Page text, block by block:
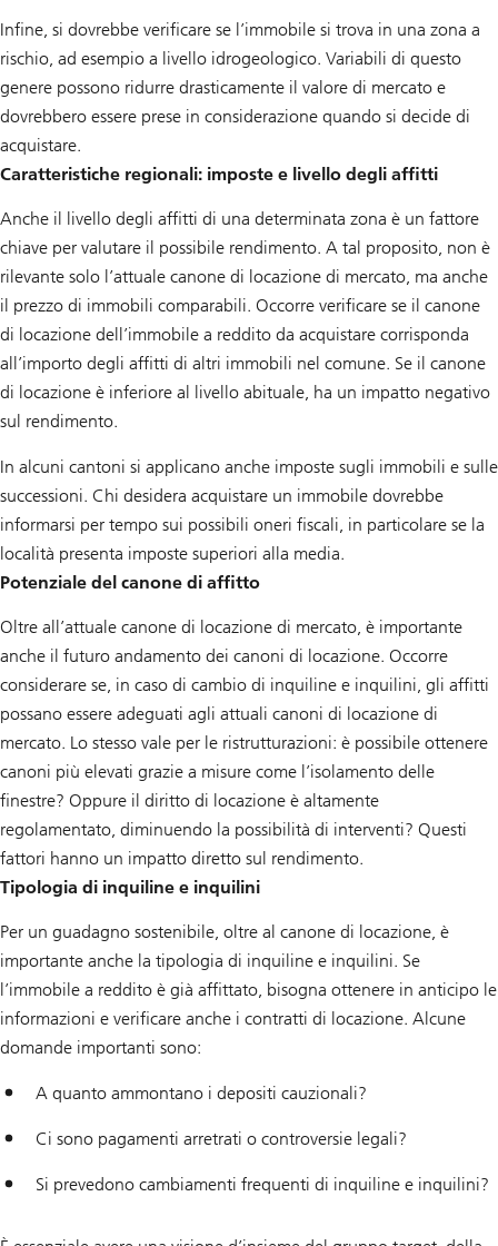
Infine, si dovrebbe verificare se l’immobile si trova in una zona a
rischio, ad esempio a livello idrogeologico. Variabili di questo
genere possono ridurre drasticamente il valore di mercato e
dovrebbero essere prese in considerazione quando si decide di
acquistare.
Caratteristiche regionali: imposte e livello degli affitti
Anche il livello degli affitti di una determinata zona è un fattore
chiave per valutare il possibile rendimento. A tal proposito, non è
rilevante solo l’attuale canone di locazione di mercato, ma anche
il prezzo di immobili comparabili. Occorre verificare se il canone
di locazione dell’immobile a reddito da acquistare corrisponda
all’importo degli affitti di altri immobili nel comune. Se il canone
di locazione è inferiore al livello abituale, ha un impatto negativo
sul rendimento.
In alcuni cantoni si applicano anche imposte sugli immobili e sulle
successioni. Chi desidera acquistare un immobile dovrebbe
informarsi per tempo sui possibili oneri fiscali, in particolare se la
località presenta imposte superiori alla media.
Potenziale del canone di affitto
Oltre all’attuale canone di locazione di mercato, è importante
anche il futuro andamento dei canoni di locazione. Occorre
considerare se, in caso di cambio di inquiline e inquilini, gli affitti
possano essere adeguati agli attuali canoni di locazione di
mercato. Lo stesso vale per le ristrutturazioni: è possibile ottenere
canoni più elevati grazie a misure come l’isolamento delle
finestre? Oppure il diritto di locazione è altamente
regolamentato, diminuendo la possibilità di interventi? Questi
fattori hanno un impatto diretto sul rendimento.
Tipologia di inquiline e inquilini
Per un guadagno sostenibile, oltre al canone di locazione, è
importante anche la tipologia di inquiline e inquilini. Se
l’immobile a reddito è già affittato, bisogna ottenere in anticipo le
informazioni e verificare anche i contratti di locazione. Alcune
domande importanti sono:
A quanto ammontano i depositi cauzionali?
Ci sono pagamenti arretrati o controversie legali?
Si prevedono cambiamenti frequenti di inquiline e inquilini?